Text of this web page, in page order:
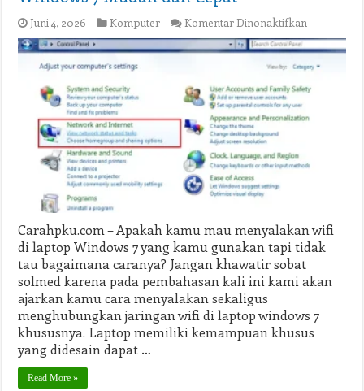
Juni 4, 2026 Komputer Komentar Dinonaktifkan
Cara
WiFi
di
Laptop
Windows
dan
Carahpku.com – Apakah kamu mau menyalakan wifi
di laptop Windows 7 yang kamu gunakan tapi tidak
tau bagaimana caranya? Jangan khawatir sobat
solmed karena pada pembahasan kali ini kami akan
ajarkan kamu cara menyalakan sekaligus
menghubungkan jaringan wifi di laptop windows 7
khususnya. Laptop memiliki kemampuan khusus
yang didesain dapat …
Read More »